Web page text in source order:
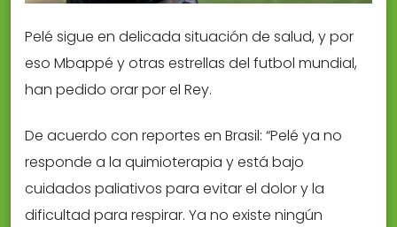
Pelé sigue en delicada situación de salud, y por
eso Mbappé y otras estrellas del futbol mundial,
han pedido orar por el Rey.
De acuerdo con reportes en Brasil: “Pelé ya no
responde a la quimioterapia y está bajo
cuidados paliativos para evitar el dolor y la
dificultad para respirar. Ya no existe ningún